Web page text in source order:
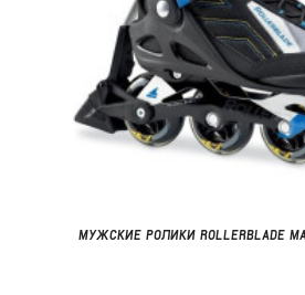
МУЖСКИЕ РОЛИКИ ROLLERBLADE